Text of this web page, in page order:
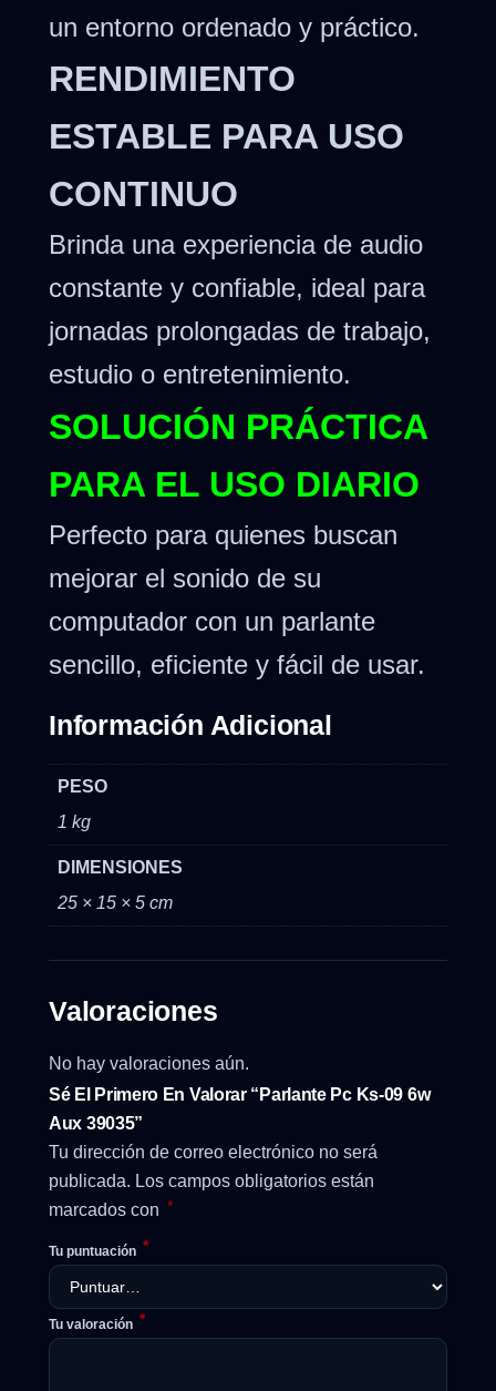
un entorno ordenado y práctico.
RENDIMIENTO
ESTABLE PARA USO
CONTINUO
Brinda una experiencia de audio
constante y confiable, ideal para
jornadas prolongadas de trabajo,
estudio o entretenimiento.
SOLUCIÓN PRÁCTICA
PARA EL USO DIARIO
Perfecto para quienes buscan
mejorar el sonido de su
computador con un parlante
sencillo, eficiente y fácil de usar.
Información Adicional
PESO
1 kg
DIMENSIONES
25 × 15 × 5 cm
Valoraciones
No hay valoraciones aún.
Sé El Primero En Valorar “Parlante Pc Ks-09 6w
Aux 39035”
Tu dirección de correo electrónico no será
publicada. Los campos obligatorios están
marcados con *
Tu puntuación *
Tu valoración *